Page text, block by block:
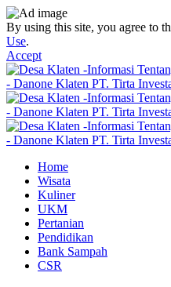
By using this site, you agree to
Use.
Accept
Home
Wisata
Kuliner
UKM
Pertanian
Pendidikan
Bank Sampah
CSR